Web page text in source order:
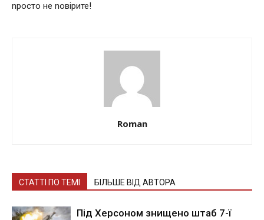
nросто не nовірите!
Roman
СТАТТІ ПО ТЕМІ БІЛЬШЕ ВІД АВТОРА
Під Херсоном знищено штаб 7-ї